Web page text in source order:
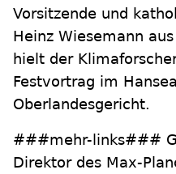
Vorsitzende und
Heinz Wiesemann
hielt der
Festvortrag im
Oberlandesgericht.
###mehr-links###
Direktor des Max-